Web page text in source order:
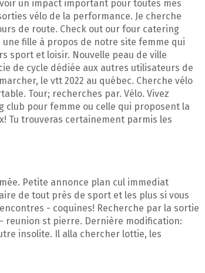
un impact important pour toutes mes
vélo de la performance. Je cherche
de route. Check out our four catering
une fille à propos de notre site femme qui
sport et loisir. Nouvelle peau de ville
de cycle dédiée aux autres utilisateurs de
le vtt 2022 au québec. Cherche vélo
Tour; recherches par. Vélo. Vivez
club pour femme ou celle qui proposent la
Tu trouveras certainement parmis les
Petite annonce plan cul immediat
de tout près de sport et les plus si vous
- coquines! Recherche par la sortie
reunion st pierre. Dernière modification:
insolite. Il alla chercher lottie, les